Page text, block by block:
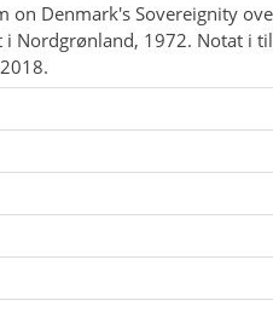
on Denmark's Sovereignity
i Nordgrønland, 1972. Notat i